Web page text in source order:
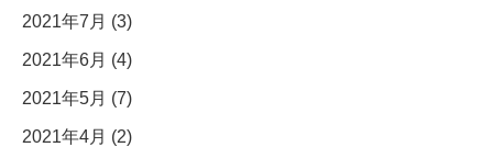
2021年7月 (3)
2021年6月 (4)
2021年5月 (7)
2021年4月 (2)